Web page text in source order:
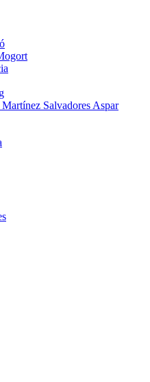
Salvadores Aspar